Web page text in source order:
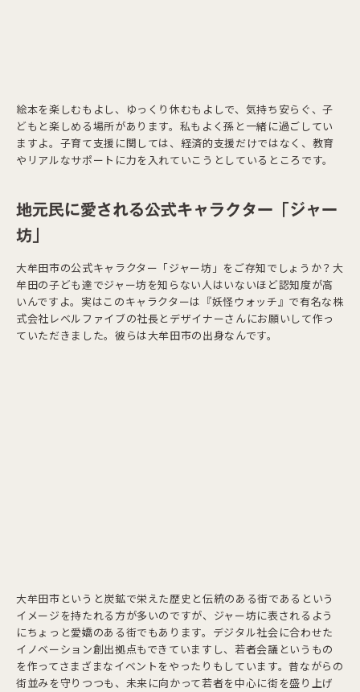
絵本を楽しむもよし、ゆっくり休むもよしで、気持ち安らぐ、子
どもと楽しめる場所があります。私もよく孫と一緒に過ごしてい
ますよ。子育て支援に関しては、経済的支援だけではなく、教育
やリアルなサポートに力を入れていこうとしているところです。
地元民に愛される公式キャラクター「ジャー
坊」
大牟田市の公式キャラクター「ジャー坊」をご存知でしょうか？大
牟田の子ども達でジャー坊を知らない人はいないほど認知度が高
いんですよ。実はこのキャラクターは『妖怪ウォッチ』で有名な株
式会社レベルファイブの社長とデザイナーさんにお願いして作っ
ていただきました。彼らは大牟田市の出身なんです。
大牟田市というと炭鉱で栄えた歴史と伝統のある街であるという
イメージを持たれる方が多いのですが、ジャー坊に表されるよう
にちょっと愛嬌のある街でもあります。デジタル社会に合わせた
イノベーション創出拠点もできていますし、若者会議というもの
を作ってさまざまなイベントをやったりもしています。昔ながらの
街並みを守りつつも、未来に向かって若者を中心に街を盛り上げ